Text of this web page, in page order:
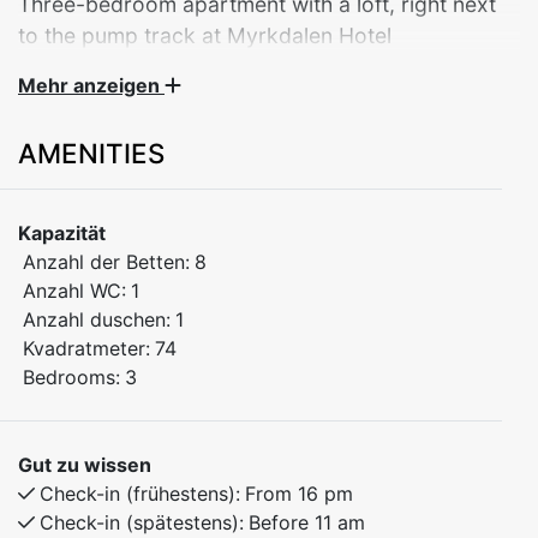
to the pump track at Myrkdalen Hotel
Welcome to a practical and cozy apartment with 3
looking to explore the surrounding area.
cm upper bunk)
Bedroom 2: Family bunk bed (150 cm lower bunk, 90
cm upper bunk)
Bedroom 3: Double bed
Loft: 2 single beds
mountain hikes and beautiful nature experiences – an
excellent base for a great stay.
Mehr anzeigen
AMENITIES
Kapazität
Anzahl der Betten: 8
Anzahl WC: 1
Anzahl duschen: 1
Kvadratmeter: 74
Bedrooms: 3
Gut zu wissen
Check-in (frühestens): From 16 pm
Check-in (spätestens): Before 11 am